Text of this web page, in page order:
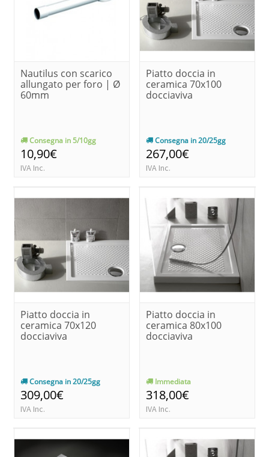
Nautilus con scarico
allungato per foro | Ø
60mm
Consegna in 5/10gg
10,90€
IVA Inc.
Piatto doccia in
ceramica 70x100
docciaviva
Consegna in 20/25gg
267,00€
IVA Inc.
Piatto doccia in
ceramica 70x120
docciaviva
Consegna in 20/25gg
309,00€
IVA Inc.
Piatto doccia in
ceramica 80x100
docciaviva
Immediata
318,00€
IVA Inc.